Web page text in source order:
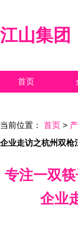
江山集团
首页
当前位置： 首页 >
企业走访之杭州双枪
专注一双
企业